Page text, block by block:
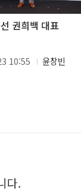
권희백 대표
10:55 윤창빈
다.